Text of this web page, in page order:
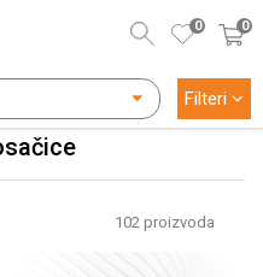
0
0
Filteri
102 proizvoda